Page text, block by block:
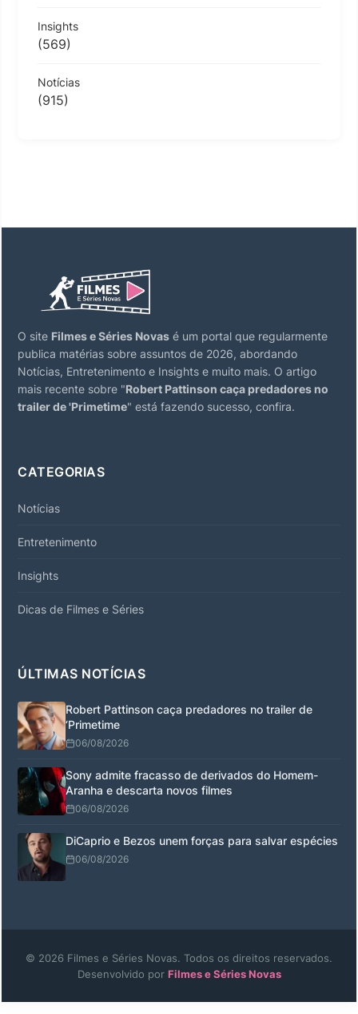
Insights
(569)
Notícias
(915)
O site Filmes e Séries Novas é um portal que regularmente
publica matérias sobre assuntos de 2026, abordando
Notícias, Entretenimento e Insights e muito mais. O artigo
mais recente sobre "Robert Pattinson caça predadores no
trailer de 'Primetime" está fazendo sucesso, confira.
CATEGORIAS
Notícias
Entretenimento
Insights
Dicas de Filmes e Séries
ÚLTIMAS NOTÍCIAS
Robert Pattinson caça predadores no trailer de
‘Primetime
06/08/2026
Sony admite fracasso de derivados do Homem-
Aranha e descarta novos filmes
06/08/2026
DiCaprio e Bezos unem forças para salvar espécies
06/08/2026
© 2026 Filmes e Séries Novas. Todos os direitos reservados.
Desenvolvido por Filmes e Séries Novas